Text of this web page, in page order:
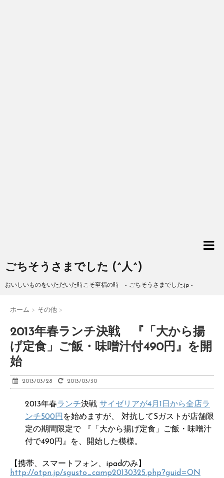
ごちそうさまでした (^人^)
おいしいものをいただいた時こそ至福の時 - ごちそうさまでした.jp -
ホーム > その他 >
2013年春ランチ決戦 『「大から揚
げ定食」ご飯・味噌汁付490円』を開
始
2013/03/28 2013/03/30
2013年春ランチ決戦 サイゼリアが4月1日から全店ラ
ンチ500円 を始めますが、 対抗してSガストが店舗限
定の期間限定で 『「大から揚げ定食」ご飯・味噌汁
付で490円』を、開始した模様。
【携帯、スマートフォン、ipadのみ】
http://otpn.jp/sgusto_camp20130325.php?guid=ON